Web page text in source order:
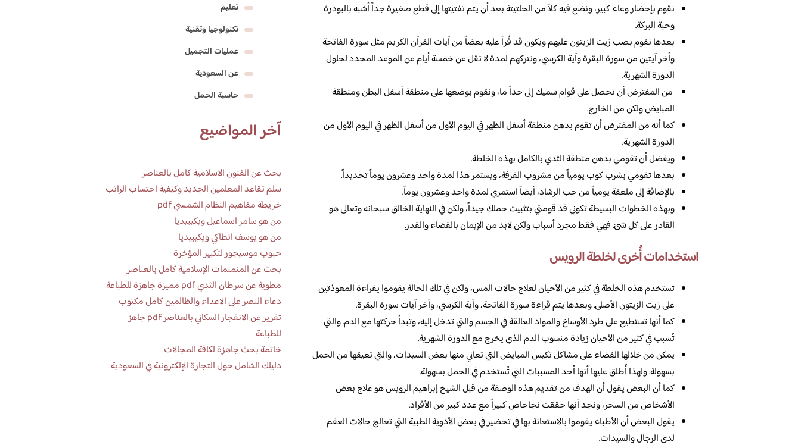
نقوم بإحضار وعاء كبير، ونضع فيه كلاً من الحلتيتة بعد أن يتم تفتيتها إلى قطع صغيرة جداً أشبه بالبودرة
وحبة البركة.
بعدها نقوم بصب زيت الزيتون عليهم ويكون قد قُرأ عليه بعضاً من آيات القرآن الكريم مثل سورة الفاتحة
وأخر آيتين من سورة البقرة وآية الكرسي، ونتركهم لمدة لا تقل عن خمسة أيام عن الموعد المحدد لحلول
الدورة الشهرية.
من المفترض أن تحصل على قوام سميك إلى حداً ما، ونقوم بوضعها على منطقة أسفل البطن ومنطقة
المبايض ولكن من الخارج.
كما أنه من المفترض أن تقوم بدهن منطقة أسفل الظهر في اليوم الأول من أسفل الظهر في اليوم الأول من
الدورة الشهرية.
ويفضل أن تقومي بدهن منطقة الثدي بالكامل بهذه الخلطة.
بعدها تقومي بشرب كوب يومياً من مشروب القرفة، ويستمر هذا لمدة واحد وعشرون يوماً تحديداً.
بالإضافة إلى ملعقة يومياً من حب الرشاد، أيضاً استمري لمدة واحد وعشرون يوماً.
وبهذه الخطوات البسيطة تكوني قد قومتي بتثبيت حملك جيداً، ولكن في النهاية الخالق سبحانه وتعالى هو
القادر على كل شئ. فهي فقط مجرد أسباب ولكن لابد من الإيمان بالقضاء والقدر.
استخدامات أُخرى لخلطة الرويس
تستخدم هذه الخلطة في كثير من الأحيان لعلاج حالات المس، ولكن في تلك الحالة يقوموا يفراءة المعوذتين
على زيت الزيتون الأصلى. وبعدها يتم قراءة سورة الفاتحة، وآية الكرسي، وآخر آيات سورة البقرة.
كما أنها تستطيع على طرد الأوساخ والمواد العالقة في الجسم والتي تدخل إليه، وتبدأ حركتها مع الدم. والتي
تُسبب في كثير من الأحيان زيادة منسوب الدم الذي يخرج مع الدورة الشهرية.
يمكن من خلالها القضاء على مشاكل تكيس المبايض التي تعاني منها بعض السيدات، والتي تعيقها من الحمل
بسهولة. ولهذا أُطلق عليها أنها أحد المسببات التي تُستخدم في الحمل بسهولة.
كما أن البعض يقول أن الهدف من تقديم هذه الوصفة من قبل الشيخ إبراهيم الرويس هو علاج بعض
الأشخاص من السحر، ونجد أنها حققت نجاحاص كبيراً مع عدد كبير من الأفراد.
يقول البعض أن الأطباء يقوموا بالاستعانة بها في تحضير في بعض الأدوية الطبية التي تعالج حالات العقم
لدى الرجال والسيدات.
تعليم
تكنولوجيا وتقنية
عمليات التجميل
عن السعودية
حاسبة الحمل
آخر المواضيع
بحث عن الفنون الاسلامية كامل بالعناصر
سلم تقاعد المعلمين الجديد وكيفية احتساب الراتب
خريطة مفاهيم النظام الشمسي pdf
من هو سامر اسماعيل ويكيبيديا
من هو يوسف انطاكي ويكيبيديا
حبوب موسيجور لتكبير المؤخرة
بحث عن المنمنمات الإسلامية كامل بالعناصر
مطوية عن سرطان الثدي pdf مميزة جاهزة للطباعة
دعاء النصر على الاعداء والظالمين كامل مكتوب
تقرير عن الانفجار السكاني بالعناصر pdf جاهز
للطباعة
خاتمة بحث جاهزة لكافة المجالات
دليلك الشامل حول التجارة الإلكترونية في السعودية